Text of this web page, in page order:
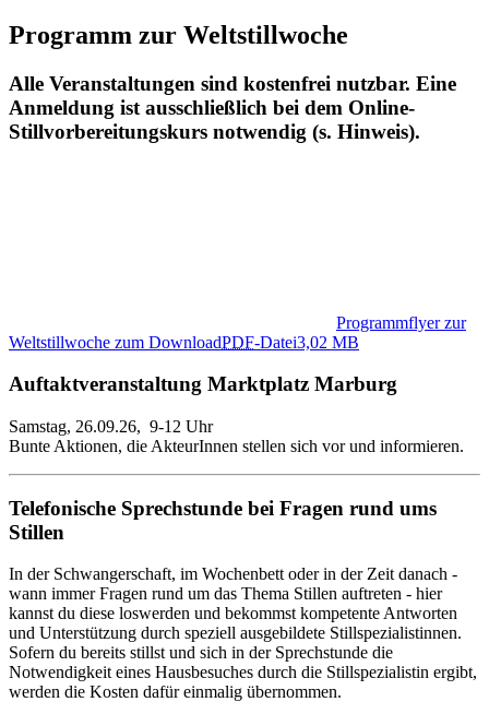
Programm zur Weltstillwoche
Alle Veranstaltungen sind kostenfrei nutzbar. Eine
Anmeldung ist ausschließlich bei dem Online-
Stillvorbereitungskurs notwendig (s. Hinweis).
Programmflyer zur
Weltstillwoche zum DownloadPDF-Datei3,02 MB
Auftaktveranstaltung Marktplatz Marburg
Samstag, 26.09.26, 9-12 Uhr
Bunte Aktionen, die AkteurInnen stellen sich vor und informieren.
Telefonische Sprechstunde bei Fragen rund ums
Stillen
In der Schwangerschaft, im Wochenbett oder in der Zeit danach -
wann immer Fragen rund um das Thema Stillen auftreten - hier
kannst du diese loswerden und bekommst kompetente Antworten
und Unterstützung durch speziell ausgebildete Stillspezialistinnen.
Sofern du bereits stillst und sich in der Sprechstunde die
Notwendigkeit eines Hausbesuches durch die Stillspezialistin ergibt,
werden die Kosten dafür einmalig übernommen.